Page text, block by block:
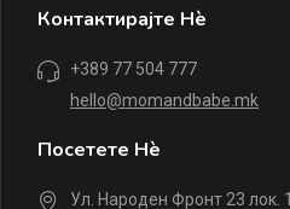
Контактирајте Нè
+389 77 504 777
hello@momandbabe.mk
Посетете Нè
Ул. Народен Фронт 23 лок. 1